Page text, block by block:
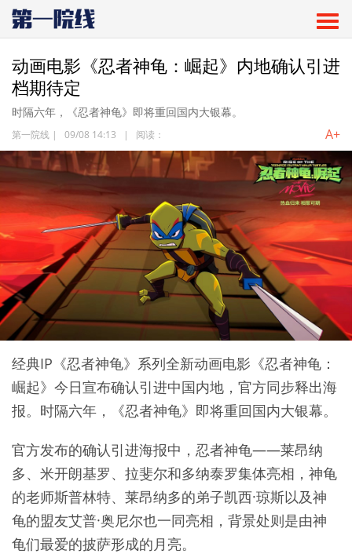
动画电影《忍者神龟：崛起》内地确认引进
档期待定
时隔六年，《忍者神龟》即将重回国内大银幕。
第一院线 | 09/08 14:13 | 阅读： A+
经典IP《忍者神龟》系列全新动画电影《忍者神龟：
崛起》今日宣布确认引进中国内地，官方同步释出海
报。时隔六年，《忍者神龟》即将重回国内大银幕。
官方发布的确认引进海报中，忍者神龟——莱昂纳
多、米开朗基罗、拉斐尔和多纳泰罗集体亮相，神龟
的老师斯普林特、莱昂纳多的弟子凯西·琼斯以及神
龟的盟友艾普·奥尼尔也一同亮相，背景处则是由神
龟们最爱的披萨形成的月亮。